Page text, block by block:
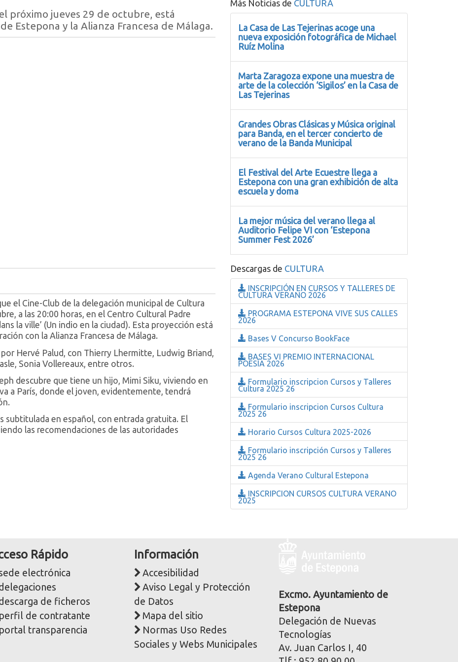
próximo jueves 29 de octubre, está
Estepona y la Alianza Francesa de Málaga.
el Cine-Club de la delegación municipal de Cultura
a las 20:00 horas, en el Centro Cultural Padre
la ville’ (Un indio en la ciudad). Esta proyección está
con la Alianza Francesa de Málaga.
Hervé Palud, con Thierry Lhermitte, Ludwig Briand,
Sonia Vollereaux, entre otros.
descubre que tiene un hijo, Mimi Siku, viviendo en
a París, donde el joven, evidentemente, tendrá
subtitulada en español, con entrada gratuita. El
las recomendaciones de las autoridades
Más Noticias de CULTURA
La Casa de Las Tejerinas acoge una
nueva exposición fotográfica de Michael
Ruíz Molina
Marta Zaragoza expone una muestra de
arte de la colección ‘Sigilos’ en la Casa de
Las Tejerinas
Grandes Obras Clásicas y Música original
para Banda, en el tercer concierto de
verano de la Banda Municipal
El Festival del Arte Ecuestre llega a
Estepona con una gran exhibición de alta
escuela y doma
La mejor música del verano llega al
Auditorio Felipe VI con ‘Estepona
Summer Fest 2026’
Descargas de CULTURA
INSCRIPCIÓN EN CURSOS Y TALLERES DE
CULTURA VERANO 2026
PROGRAMA ESTEPONA VIVE SUS CALLES
2026
Bases V Concurso BookFace
BASES VI PREMIO INTERNACIONAL
POESÍA 2026
Formulario inscripcion Cursos y Talleres
Cultura 2025 26
Formulario inscripcion Cursos Cultura
2025 26
Horario Cursos Cultura 2025-2026
Formulario inscripción Cursos y Talleres
2025 26
Agenda Verano Cultural Estepona
INSCRIPCION CURSOS CULTURA VERANO
2025
Rápido
electrónica
de ficheros
perfil de contratante
portal transparencia
Información
Accesibilidad
Aviso Legal y Protección
de Datos
Mapa del sitio
Normas Uso Redes
Sociales y Webs Municipales
corporativa
Excmo. Ayuntamiento de
Estepona
Delegación de Nuevas
Tecnologías
Av. Juan Carlos I, 40